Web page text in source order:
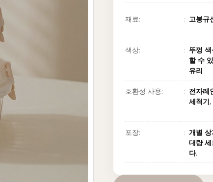
재료: 고붕규
색상:
뚜껑
할 수
유리
호환성 사용:
전자레
세척기,
포장:
개별 상
대량 세
다.